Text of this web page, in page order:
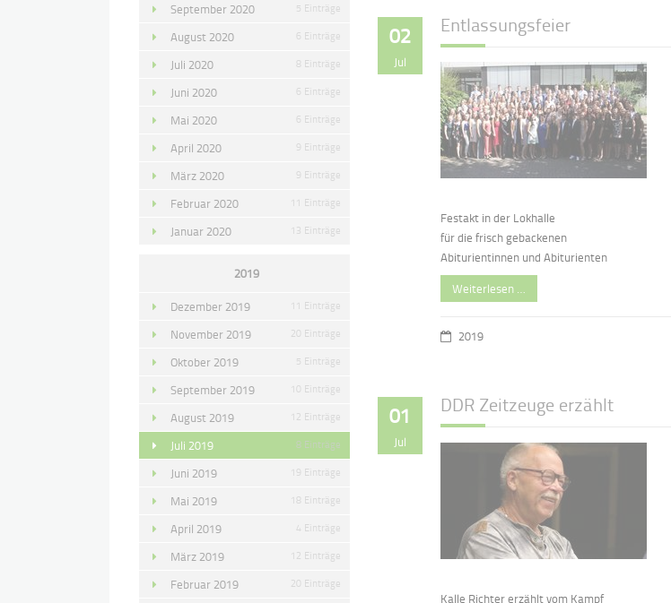
02
Jul
Entlassungsfeier
Festakt in der Lokhalle
für die frisch gebackenen
Abiturientinnen und Abiturienten
Weiterlesen …
2019
01
Jul
DDR Zeitzeuge erzählt
Kalle Richter erzählt vom Kampf
September 2020 5 Einträge
August 2020 6 Einträge
Juli 2020 8 Einträge
Juni 2020 6 Einträge
Mai 2020 6 Einträge
April 2020 9 Einträge
März 2020 9 Einträge
Februar 2020 11 Einträge
Januar 2020 13 Einträge
2019
Dezember 2019 11 Einträge
November 2019 20 Einträge
Oktober 2019 5 Einträge
September 2019 10 Einträge
August 2019 12 Einträge
Juli 2019 8 Einträge
Juni 2019 19 Einträge
Mai 2019 18 Einträge
April 2019 4 Einträge
März 2019 12 Einträge
Februar 2019 20 Einträge